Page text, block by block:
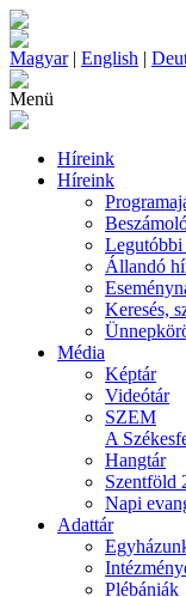
Magyar| English |
Menü
Híreink
Híreink
Legutóbbi
Állandó
Keresés,
Média
Képtár
Videótár
SZEM
A
Hangtár
Szentföld
Napi
Adattár
Plébániák